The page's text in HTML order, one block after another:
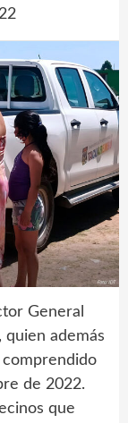
General
quien además
de 2022.
que